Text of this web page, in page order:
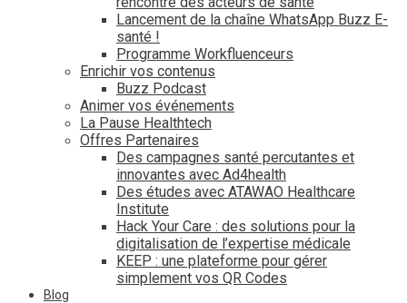
Lancement de la chaîne WhatsApp Buzz E-
santé !
Programme Workfluenceurs
Enrichir vos contenus
Buzz Podcast
Animer vos événements
La Pause Healthtech
Offres Partenaires
Des campagnes santé percutantes et
innovantes avec Ad4health
Des études avec ATAWAO Healthcare
Institute
Hack Your Care : des solutions pour la
digitalisation de l’expertise médicale
KEEP : une plateforme pour gérer
simplement vos QR Codes
Blog